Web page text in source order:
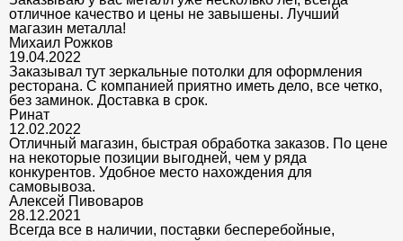
отличное качество и цены не завышены. Лучший
магазин металла!
Михаил Рожков
19.04.2022
Заказывал тут зеркальные потолки для оформления
ресторана. С компанией приятно иметь дело, все четко,
без заминок. Доставка в срок.
Ринат
12.02.2022
Отличный магазин, быстрая обработка заказов. По цене
на некоторые позиции выгодней, чем у ряда
конкурентов. Удобное место нахождения для
самовывоза.
Алексей Пивоваров
28.12.2021
Всегда все в наличии, поставки бесперебойные,